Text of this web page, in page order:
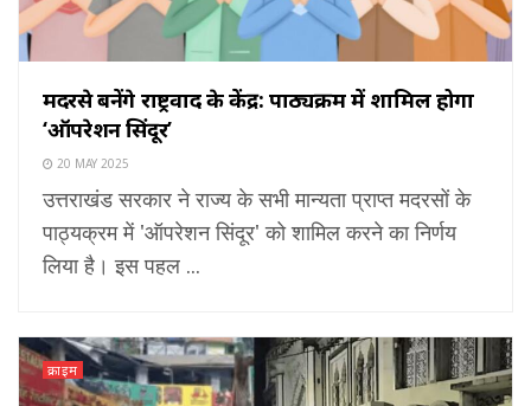
मदरसे बनेंगे राष्ट्रवाद के केंद्र: पाठ्यक्रम में शामिल होगा
‘ऑपरेशन सिंदूर’
20 MAY 2025
उत्तराखंड सरकार ने राज्य के सभी मान्यता प्राप्त मदरसों के
पाठ्यक्रम में 'ऑपरेशन सिंदूर' को शामिल करने का निर्णय
लिया है। इस पहल ...
क्राइम